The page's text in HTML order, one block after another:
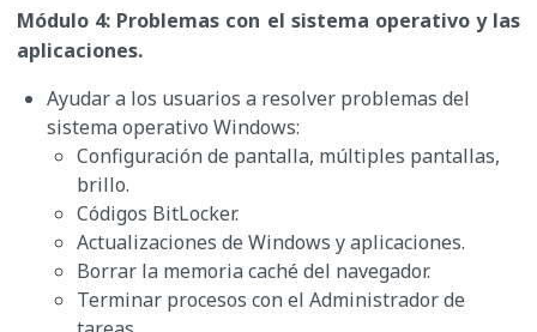
Módulo 4: Problemas con el sistema operativo y las
aplicaciones.
Ayudar a los usuarios a resolver problemas del
sistema operativo Windows:
Configuración de pantalla, múltiples pantallas,
brillo.
Códigos BitLocker.
Actualizaciones de Windows y aplicaciones.
Borrar la memoria caché del navegador.
Terminar procesos con el Administrador de